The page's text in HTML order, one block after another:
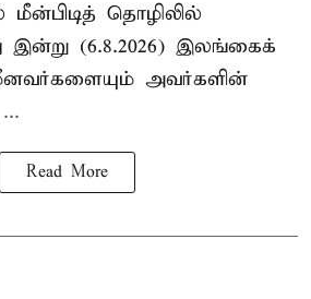
தொழிலில்
இன்று (6.8.2026) இலங்கைக்
அவர்களின்
Read More